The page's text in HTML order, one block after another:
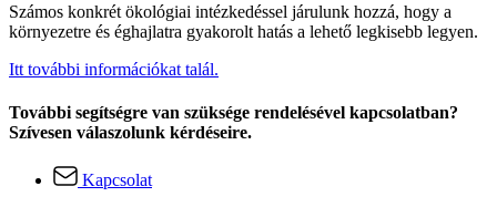
Számos konkrét ökológiai intézkedéssel járulunk hozzá, hogy a
környezetre és éghajlatra gyakorolt hatás a lehető legkisebb legyen.
Itt további információkat talál.
További segítségre van szüksége rendelésével kapcsolatban?
Szívesen válaszolunk kérdéseire.
Kapcsolat